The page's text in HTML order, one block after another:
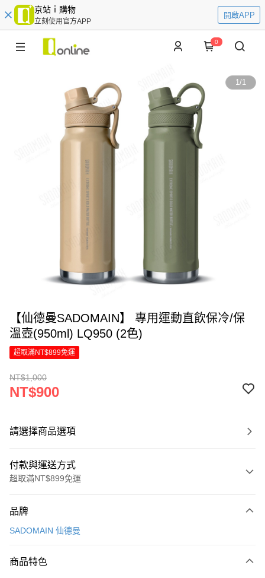
京站ｉ購物
立刻使用官方APP
開啟APP
0
1/1
【仙德曼SADOMAIN】 專用運動直飲保冷/保
溫壺(950ml) LQ950 (2色)
超取滿NT$899免運
NT$1,000
NT$900
請選擇商品選項
付款與運送方式
超取滿NT$899免運
信用卡一次付款
Apple Pay
品牌
SADOMAIN 仙德曼
商品特色